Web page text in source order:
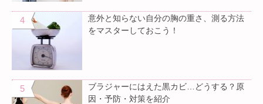
意外と知らない自分の胸の重さ、測る方法
をマスターしておこう！
ブラジャーにはえた黒カビ…どうする？原
因・予防・対策を紹介